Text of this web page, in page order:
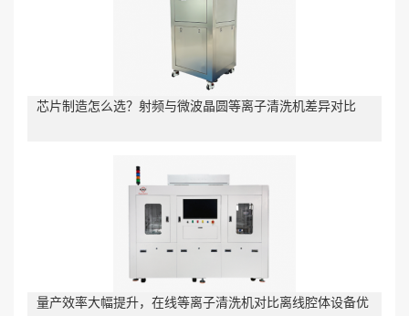
芯片制造怎么选？射频与微波晶圆等离子清洗机差异对比
量产效率大幅提升，在线等离子清洗机对比离线腔体设备优